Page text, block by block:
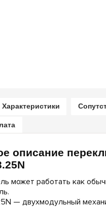
Характеристики
описание
может работать как
— двухмодульный